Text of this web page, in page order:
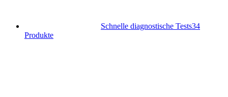
Schnelle diagnostische Tests34
Produkte